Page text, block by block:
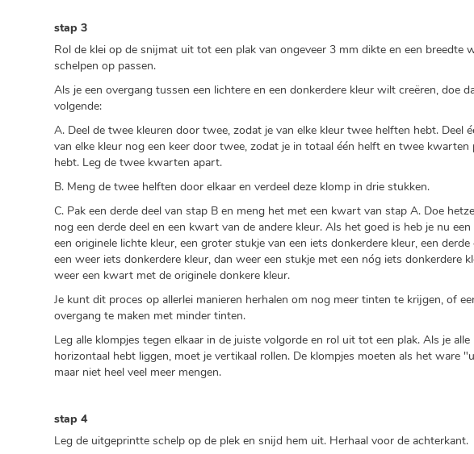
stap 3
Rol de klei op de snijmat uit tot een plak van ongeveer 3 mm dikte en een breedte
schelpen op passen.
Als je een overgang tussen een lichtere en een donkerdere kleur wilt creëren, doe
volgende:
A. Deel de twee kleuren door twee, zodat je van elke kleur twee helften hebt. Deel
van elke kleur nog een keer door twee, zodat je in totaal één helft en twee kwarten
hebt. Leg de twee kwarten apart.
B. Meng de twee helften door elkaar en verdeel deze klomp in drie stukken.
C. Pak een derde deel van stap B en meng het met een kwart van stap A. Doe
nog een derde deel en een kwart van de andere kleur. Als het goed is heb je nu
een originele lichte kleur, een groter stukje van een iets donkerdere kleur, een derde
een weer iets donkerdere kleur, dan weer een stukje met een nóg iets donkerdere
weer een kwart met de originele donkere kleur.
Je kunt dit proces op allerlei manieren herhalen om nog meer tinten te krijgen, of
overgang te maken met minder tinten.
Leg alle klompjes tegen elkaar in de juiste volgorde en rol uit tot een plak. Als je alle
horizontaal hebt liggen, moet je vertikaal rollen. De klompjes moeten als het ware
maar niet heel veel meer mengen.
stap 4
Leg de uitgeprintte schelp op de plek en snijd hem uit. Herhaal voor de achterkant.